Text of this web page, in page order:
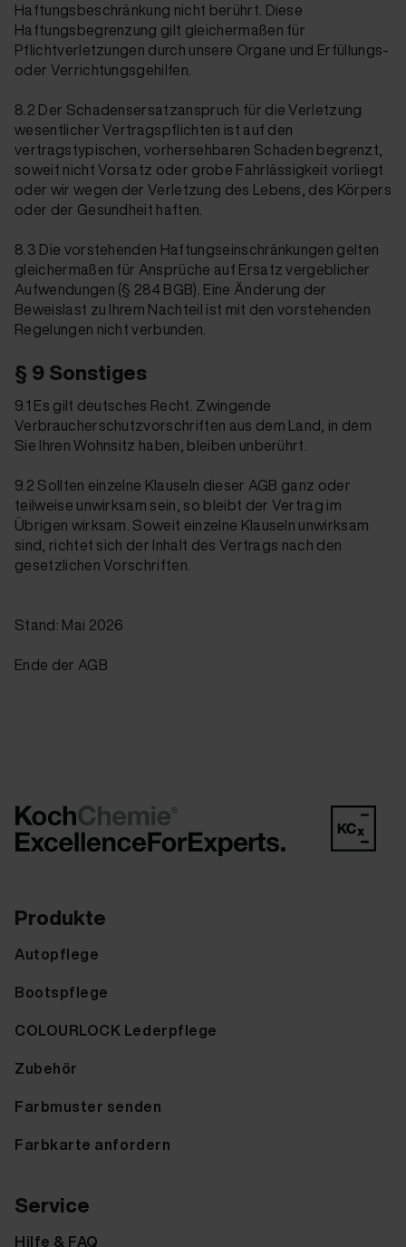
Haftungsbeschränkung nicht berührt. Diese
Haftungsbegrenzung gilt gleichermaßen für
Pflichtverletzungen durch unsere Organe und Erfüllungs-
oder Verrichtungsgehilfen.
8.2 Der Schadensersatzanspruch für die Verletzung
wesentlicher Vertragspflichten ist auf den
vertragstypischen, vorhersehbaren Schaden begrenzt,
soweit nicht Vorsatz oder grobe Fahrlässigkeit vorliegt
oder wir wegen der Verletzung des Lebens, des Körpers
oder der Gesundheit haften.
8.3 Die vorstehenden Haftungseinschränkungen gelten
gleicher­maßen für Ansprüche auf Ersatz vergeblicher
Aufwendungen (§ 284 BGB). Eine Änderung der
Beweislast zu Ihrem Nachteil ist mit den vorstehenden
Regelungen nicht verbunden.
§ 9 Sonstiges
9.1 Es gilt deutsches Recht. Zwingende
Verbraucherschutzvorschriften aus dem Land, in dem
Sie Ihren Wohnsitz haben, bleiben unberührt.
9.2 Sollten einzelne Klauseln dieser AGB ganz oder
teilweise unwirksam sein, so bleibt der Vertrag im
Übrigen wirksam. Soweit einzelne Klauseln unwirksam
sind, richtet sich der Inhalt des Vertrags nach den
gesetzlichen Vorschriften.
Stand: Mai 2026
Ende der AGB
Produkte
Autopflege
Bootspflege
COLOURLOCK Lederpflege
Zubehör
Farbmuster senden
Farbkarte anfordern
Service
Hilfe & FAQ